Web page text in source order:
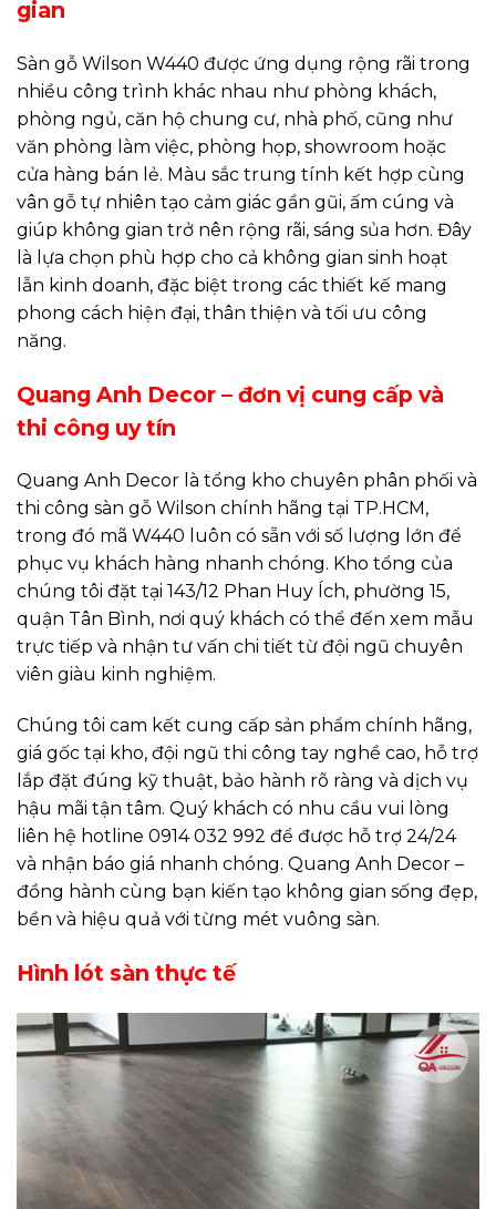
gian
Sàn gỗ Wilson W440 được ứng dụng rộng rãi trong
nhiều công trình khác nhau như phòng khách,
phòng ngủ, căn hộ chung cư, nhà phố, cũng như
văn phòng làm việc, phòng họp, showroom hoặc
cửa hàng bán lẻ. Màu sắc trung tính kết hợp cùng
vân gỗ tự nhiên tạo cảm giác gần gũi, ấm cúng và
giúp không gian trở nên rộng rãi, sáng sủa hơn. Đây
là lựa chọn phù hợp cho cả không gian sinh hoạt
lẫn kinh doanh, đặc biệt trong các thiết kế mang
phong cách hiện đại, thân thiện và tối ưu công
năng.
Quang Anh Decor – đơn vị cung cấp và
thi công uy tín
Quang Anh Decor là tổng kho chuyên phân phối và
thi công sàn gỗ Wilson chính hãng tại TP.HCM,
trong đó mã W440 luôn có sẵn với số lượng lớn để
phục vụ khách hàng nhanh chóng. Kho tổng của
chúng tôi đặt tại 143/12 Phan Huy Ích, phường 15,
quận Tân Bình, nơi quý khách có thể đến xem mẫu
trực tiếp và nhận tư vấn chi tiết từ đội ngũ chuyên
viên giàu kinh nghiệm.
Chúng tôi cam kết cung cấp sản phẩm chính hãng,
giá gốc tại kho, đội ngũ thi công tay nghề cao, hỗ trợ
lắp đặt đúng kỹ thuật, bảo hành rõ ràng và dịch vụ
hậu mãi tận tâm. Quý khách có nhu cầu vui lòng
liên hệ hotline 0914 032 992 để được hỗ trợ 24/24
và nhận báo giá nhanh chóng. Quang Anh Decor –
đồng hành cùng bạn kiến tạo không gian sống đẹp,
bền và hiệu quả với từng mét vuông sàn.
Hình lót sàn thực tế